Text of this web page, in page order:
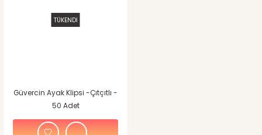
TÜKENDİ
Güvercin Ayak Klipsi -Çıtçıtlı -
50 Adet